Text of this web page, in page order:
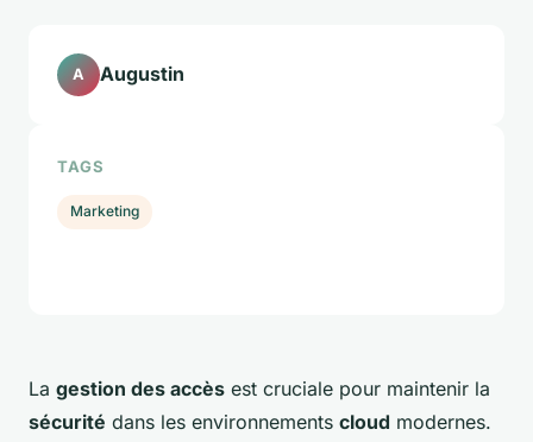
La gestion des accès est cruciale pour maintenir la
sécurité dans les environnements cloud modernes.
A Augustin
TAGS
Marketing